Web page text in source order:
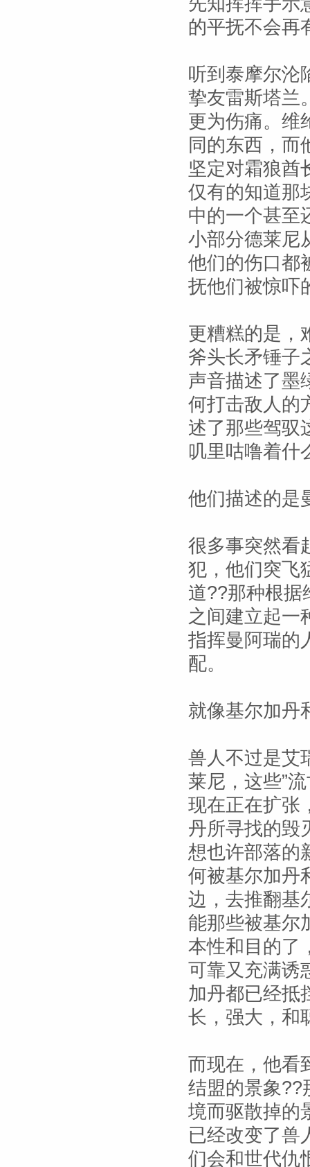
的平抚不会再
听到泰摩尔沦
挚友雷斯塔兰
更为伤痛。维
同的东西，而
坚定对霜狼酋
仅有的知道那
中的一个甚至
小部分德莱尼
他们的伤口都
抚他们被惊吓
更糟糕的是，
斧头长矛锤子
声音描述了墨
何打击敌人的
述了那些驾驭
叽里咕噜着什
他们描述的是
很多事突然看
犯，他们突飞
道??那种根据
之间建立起一
指挥曼阿瑞的
配。
就像基尔加丹
兽人不过是艾
莱尼，这些”
现在正在扩张
丹所寻找的毁
想也许部落的
何被基尔加丹
边，去推翻基
能那些被基尔
本性和目的了
可靠又充满诱
加丹都已经抵
长，强大，和
而现在，他看
结盟的景象??
境而驱散掉的
已经改变了兽
们会和世代仇